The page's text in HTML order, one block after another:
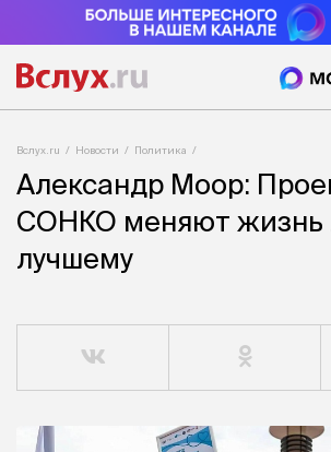
Вслух.ru Новости Политика
Александр Моор:
СОНКО меняют жизнь
лучшему